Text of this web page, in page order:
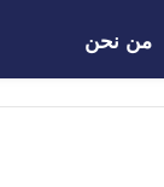
من نحن